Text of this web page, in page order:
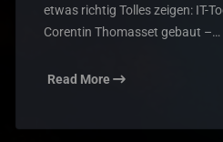
etwas richtig Tolles zeigen: IT-
Corentin Thomasset gebaut –…
Read More